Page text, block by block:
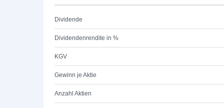
Dividende
Dividendenrendite in %
KGV
Gewinn je Aktie
Anzahl Aktien